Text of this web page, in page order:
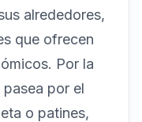
alrededores,
que ofrecen
Por la
por el
o patines,